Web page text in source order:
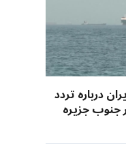
درباره تردد
جنوب جزیره